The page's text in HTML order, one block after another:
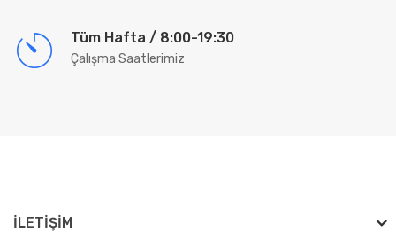
Tüm Hafta / 8:00-19:30
Çalışma Saatlerimiz
İLETIŞIM